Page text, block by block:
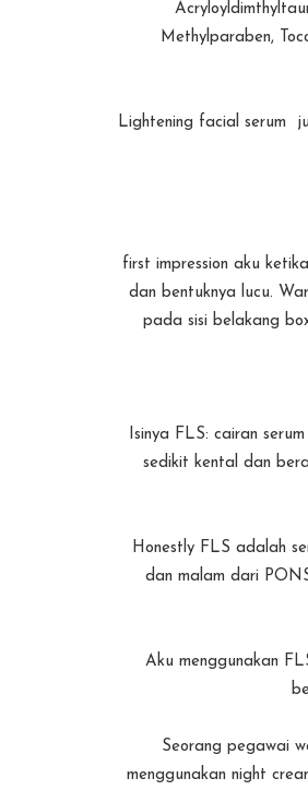
Methylparaben,
Lightening facial serum
first impression aku
dan bentuknya lucu.
pada sisi belakang
Isinya FLS: cairan
sedikit kental dan
Honestly FLS adalah
dan malam dari
Aku menggunakan
Seorang pegawai
menggunakan night